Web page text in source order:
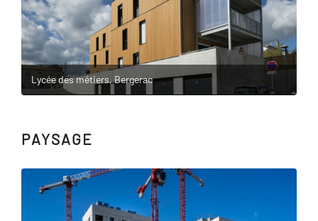
Lycée des métiers, Bergerac
PAYSAGE